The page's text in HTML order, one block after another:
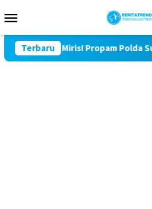
ke
Mobile
Terbaru
Miris! Propam Polda Sumut